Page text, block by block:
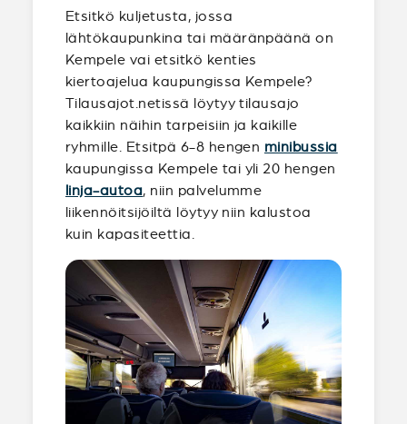
Etsitkö kuljetusta, jossa
lähtökaupunkina tai määränpäänä on
Kempele vai etsitkö kenties
kiertoajelua kaupungissa Kempele?
Tilausajot.netissä löytyy tilausajo
kaikkiin näihin tarpeisiin ja kaikille
ryhmille. Etsitpä 6-8 hengen minibussia
kaupungissa Kempele tai yli 20 hengen
linja-autoa, niin palvelumme
liikennöitsijöiltä löytyy niin kalustoa
kuin kapasiteettia.